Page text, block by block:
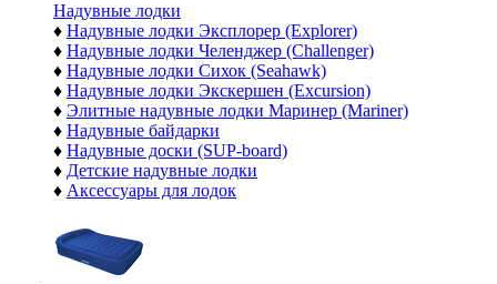
Надувные лодки
♦ Надувные лодки Эксплорер (Explorer)
♦ Надувные лодки Челенджер (Challenger)
♦ Надувные лодки Сихок (Seahawk)
♦ Надувные лодки Экскершен (Excursion)
♦ Элитные надувные лодки Маринер (Mariner)
♦ Надувные байдарки
♦ Надувные доски (SUP-board)
♦ Детские надувные лодки
♦ Аксессуары для лодок